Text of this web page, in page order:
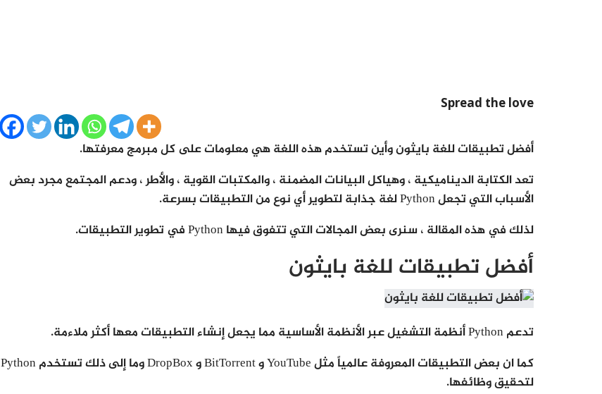
Spread the love
أفضل تطبيقات للغة بايثون وأين تستخدم هذه اللغة هي معلومات على كل مبرمج معرفتها.
تعد الكتابة الديناميكية ، وهياكل البيانات المضمنة ، والمكتبات القوية ، والأطر ، ودعم المجتمع مجرد بعض
الأسباب التي تجعل Python لغة جذابة لتطوير أي نوع من التطبيقات بسرعة.
لذلك في هذه المقالة ، سنرى بعض المجالات التي تتفوق فيها Python في تطوير التطبيقات.
أفضل تطبيقات للغة بايثون
تدعم Python أنظمة التشغيل عبر الأنظمة الأساسية مما يجعل إنشاء التطبيقات معها أكثر ملاءمة.
كما ان بعض التطبيقات المعروفة عالمياً مثل YouTube و BitTorrent و DropBox وما إلى ذلك تستخدم Python
لتحقيق وظائفها.